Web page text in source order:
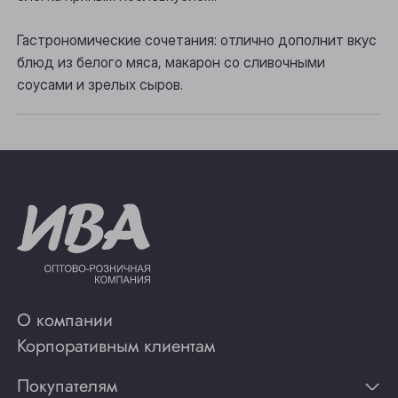
Гастрономические сочетания: отлично дополнит вкус
блюд из белого мяса, макарон со сливочными
соусами и зрелых сыров.
О компании
Корпоративным клиентам
Покупателям
Юрга